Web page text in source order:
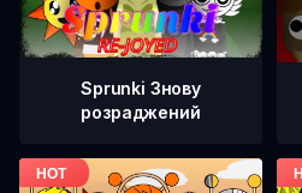
Sprunki Знову
розраджений